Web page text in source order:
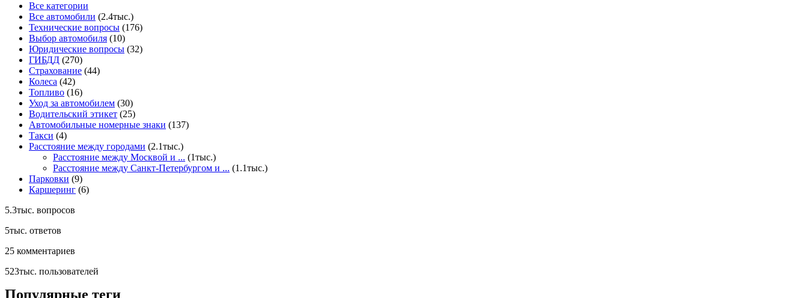
Все категории
Все автомобили (2.4тыс.)
Технические вопросы (176)
Выбор автомобиля (10)
Юридические вопросы (32)
ГИБДД (270)
Страхование (44)
Колеса (42)
Топливо (16)
Уход за автомобилем (30)
Водительский этикет (25)
Автомобильные номерные знаки (137)
Такси (4)
Расстояние между городами (2.1тыс.)
Расстояние между Москвой и ... (1тыс.)
Расстояние между Санкт-Петербургом и ... (1.1тыс.)
Парковки (9)
Каршеринг (6)
5.3тыс. вопросов
5тыс. ответов
25 комментариев
523тыс. пользователей
Популярные теги